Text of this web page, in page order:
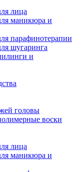
лица
маникюра и
парафинотерапии
шугаринга
и
головы
воски
лица
маникюра и